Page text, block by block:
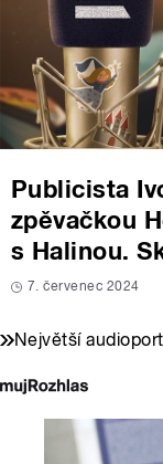
Publicista
zpěvačkou
s Halinou.
7. červenec 2024
Největší